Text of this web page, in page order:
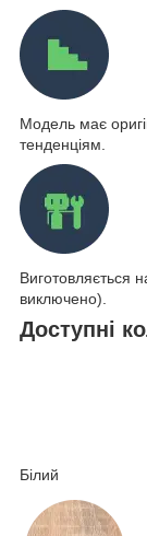
Модель має
тенденціям.
Виготовляється
виключено).
Доступні
Білий